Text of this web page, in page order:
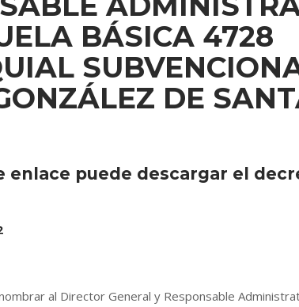
BÁSICA 4728
DE
enlace puede descargar el
al Director General y Responsable